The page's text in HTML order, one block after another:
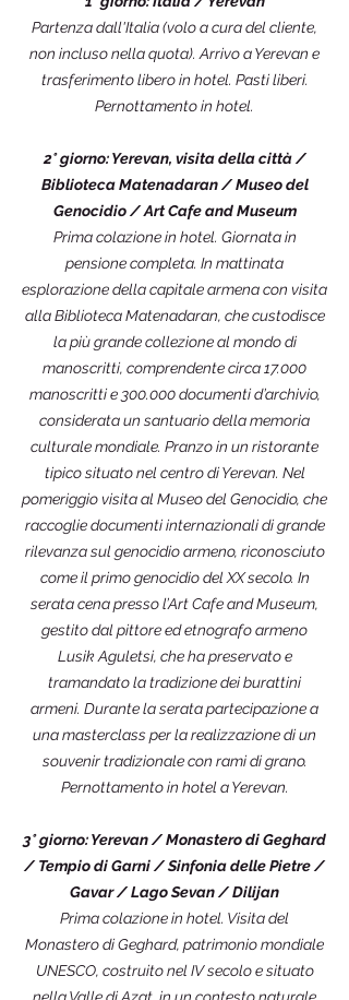
Partenza dall'Italia (volo a cura del cliente,
non incluso nella quota). Arrivo a Yerevan e
trasferimento libero in hotel. Pasti liberi.
Pernottamento in hotel.
2° giorno: Yerevan, visita della città /
Biblioteca Matenadaran / Museo del
Genocidio / Art Cafe and Museum
Prima colazione in hotel. Giornata in
pensione completa. In mattinata
esplorazione della capitale armena con visita
alla Biblioteca Matenadaran, che custodisce
la più grande collezione al mondo di
manoscritti, comprendente circa 17.000
manoscritti e 300.000 documenti d’archivio,
considerata un santuario della memoria
culturale mondiale. Pranzo in un ristorante
tipico situato nel centro di Yerevan. Nel
pomeriggio visita al Museo del Genocidio, che
raccoglie documenti internazionali di grande
rilevanza sul genocidio armeno, riconosciuto
come il primo genocidio del XX secolo. In
serata cena presso l’Art Cafe and Museum,
gestito dal pittore ed etnografo armeno
Lusik Aguletsi, che ha preservato e
tramandato la tradizione dei burattini
armeni. Durante la serata partecipazione a
una masterclass per la realizzazione di un
souvenir tradizionale con rami di grano.
Pernottamento in hotel a Yerevan.
3° giorno: Yerevan / Monastero di Geghard
/ Tempio di Garni / Sinfonia delle Pietre /
Gavar / Lago Sevan / Dilijan
Prima colazione in hotel. Visita del
Monastero di Geghard, patrimonio mondiale
UNESCO, costruito nel IV secolo e situato